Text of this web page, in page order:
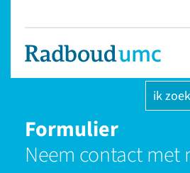
ik
Formulier
Neem contact met